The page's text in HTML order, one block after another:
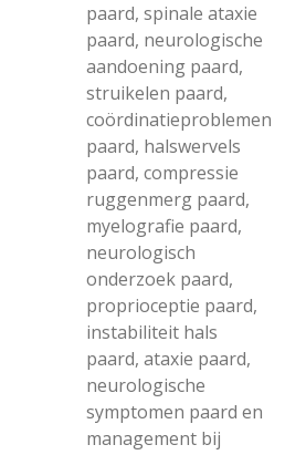
paard, spinale ataxie
paard, neurologische
aandoening paard,
struikelen paard,
coördinatieproblemen
paard, halswervels
paard, compressie
ruggenmerg paard,
myelografie paard,
neurologisch
onderzoek paard,
proprioceptie paard,
instabiliteit hals
paard, ataxie paard,
neurologische
symptomen paard en
management bij